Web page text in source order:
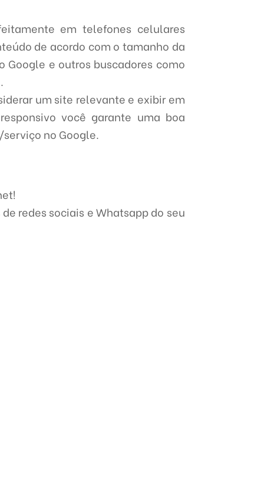
em telefones celulares
de acordo com o tamanho da
e outros buscadores como
um site relevante e exibir em
você garante uma boa
no Google.
redes sociais e Whatsapp do seu